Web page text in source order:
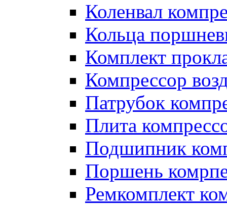
Коленвал
Кольца
Комплект
Компрессор
Патрубок
Плита
Подшипник
Поршень
Ремкомплект